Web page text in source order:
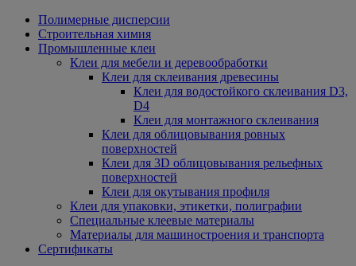
Полимерные дисперсии
Строительная химия
Промышленные клеи
Клеи для мебели и деревообработки
Клеи для склеивания древесины
Клеи для водостойкого склеивания D3,
D4
Клеи для монтажного склеивания
Клеи для облицовывания ровных
поверхностей
Клеи для 3D облицовывания рельефных
поверхностей
Клеи для окутывания профиля
Клеи для упаковки, этикетки, полиграфии
Специальные клеевые материалы
Материалы для машиностроения и транспорта
Сертификаты